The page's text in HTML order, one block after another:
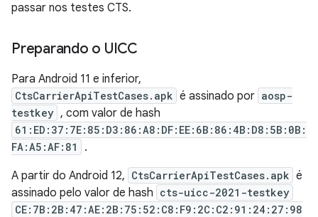
passar nos testes CTS.
Preparando o UICC
Para Android 11 e inferior,
CtsCarrierApiTestCases.apk é assinado por aosp-
testkey , com valor de hash
61:ED:37:7E:85:D3:86:A8:DF:EE:6B:86:4B:D8:5B:0B:
FA:A5:AF:81
.
A partir do Android 12, CtsCarrierApiTestCases.apk é
assinado pelo valor de hash cts-uicc-2021-testkey
CE:7B:2B:47:AE:2B:75:52:C8:F9:2C:C2:91:24:27:98